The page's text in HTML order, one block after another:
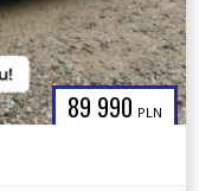
89 990 PLN